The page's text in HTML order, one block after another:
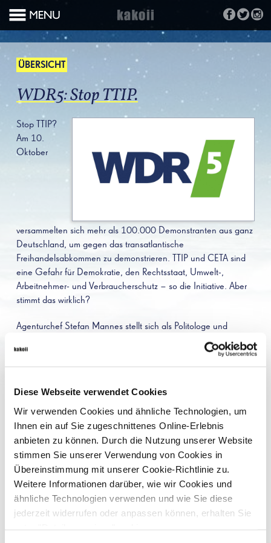
Diese Webseite verwendet Cookies
Wir verwenden Cookies und ähnliche Technologien, um
Ihnen ein auf Sie zugeschnittenes Online-Erlebnis
anbieten zu können. Durch die Nutzung unserer Website
stimmen Sie unserer Verwendung von Cookies in
Übereinstimmung mit unserer Cookie-Richtlinie zu.
Weitere Informationen darüber, wie wir Cookies und
ähnliche Technologien verwenden und wie Sie diese
jederzeit widerrufen oder anpassen können, erhalten Sie
ÜBERSICHT
WDR5: Stop TTIP.
Stop TTIP?
Am 10.
Oktober
versammelten sich mehr als 100.000 Demonstranten aus ganz
Deutschland, um gegen das transatlantische
Freihandelsabkommen zu demonstrieren. TTIP und CETA sind
eine Gefahr für Demokratie, den Rechtsstaat, Umwelt-,
Arbeitnehmer- und Verbraucherschutz – so die Initiative. Aber
stimmt das wirklich?
Agenturchef Stefan Mannes stellt sich als Politologe und
Kommunikationsexperte der Frage wie die Stop TTIP Initiative in
der letzten Zeit einen solchen Erfolg verzeichnen konnten in
Zeiten bürgerlicher Politikverdrossenheit, ob die
oder ein Zeichen wiederbelebter Politisierung weiter Kreise der
Bevölkerung.
Sendetermin: 12. Oktober, 18:00 Uhr in WDR 5 Politikum
Der Transatlantische Handels- und Investitionspartnerschaft
(TTIP) ist ein umfangreiches Handelsabkommen, das zwischen
der Europäischen Union (EU) und den Vereinigten Staaten von
Amerika (USA) verhandelt wurde. Das Ziel von TTIP war es,
Handelsbarrieren in einer Vielzahl von Wirtschaftssektoren zu
reduzieren und so die Handels- und Investitionsbeziehungen